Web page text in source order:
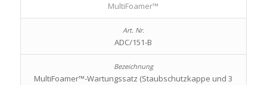
MultiFoamer™
ADC/151-B
MultiFoamer™-Wartungssatz (Staubschutzkappe und 3